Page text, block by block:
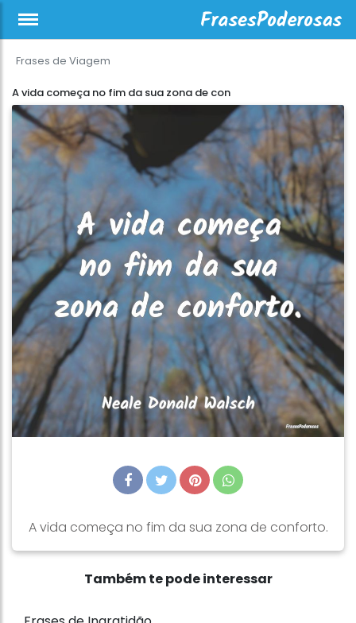
Frases de Viagem
A vida começa no fim da sua zona de con
A vida começa no fim da sua zona de conforto.
Também te pode interessar